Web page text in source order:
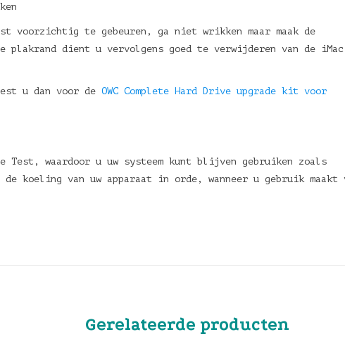
voorzichtig te gebeuren, ga niet wrikken maar maak de
plakrand dient u vervolgens goed te verwijderen van de iMac
u dan voor de OWC Complete Hard Drive upgrade kit voor
Test, waardoor u uw systeem kunt blijven gebruiken zoals
koeling van uw apparaat in orde, wanneer u gebruik maakt
Gerelateerde producten